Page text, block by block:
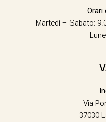
Orari
Martedì – Sabato:
Via
37030